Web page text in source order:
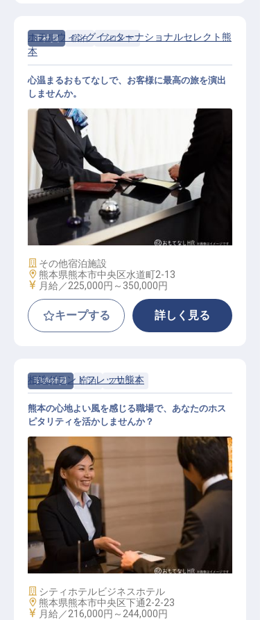
正社員 宿泊 フロント
フロントスタッフ
ホテルウィングインターナショナルセレクト熊
本
心温まるおもてなしで、お客様に最高の旅を演出
しませんか。
施設業態
その他宿泊施設
勤務地
熊本県熊本市中央区水道町2-13
給与
月給／225,000円～ 350,000円
キープする 詳しく見る
契約社員 宿泊 フロント
熊本県熊本市中央区下通2-2-23
相鉄グランドフレッサ熊本
熊本の心地よい風を感じる職場で、あなたのホス
ピタリティを活かしませんか？
施設業態
シティホテルビジネスホテル
勤務地
熊本県熊本市中央区下通2-2-23
給与
月給／216,000円～ 244,000円